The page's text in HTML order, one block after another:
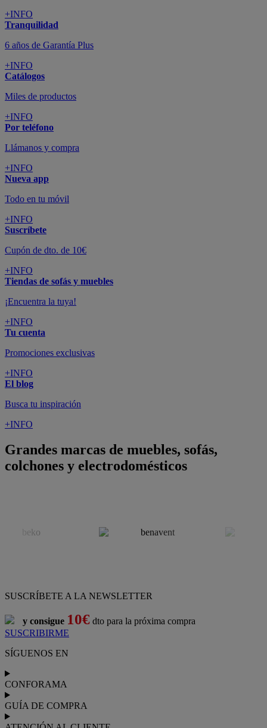
+INFO
Tranquilidad
6 años de Garantía Plus
+INFO
Catálogos
Miles de productos
+INFO
Por teléfono
Llámanos y compra
+INFO
Nueva app
Todo en tu móvil
+INFO
Suscríbete
Cupón de dto. de 10€
+INFO
Tiendas de sofás y muebles
¡Encuentra la tuya!
+INFO
Tu cuenta
Promociones exclusivas
+INFO
El blog
Busca tu inspiración
+INFO
Grandes marcas de muebles, sofás,
colchones y electrodomésticos
SUSCRÍBETE A LA NEWSLETTER
y consigue 10€ dto para la próxima compra
SUSCRIBIRME
SÍGUENOS EN
CONFORAMA
GUÍA DE COMPRA